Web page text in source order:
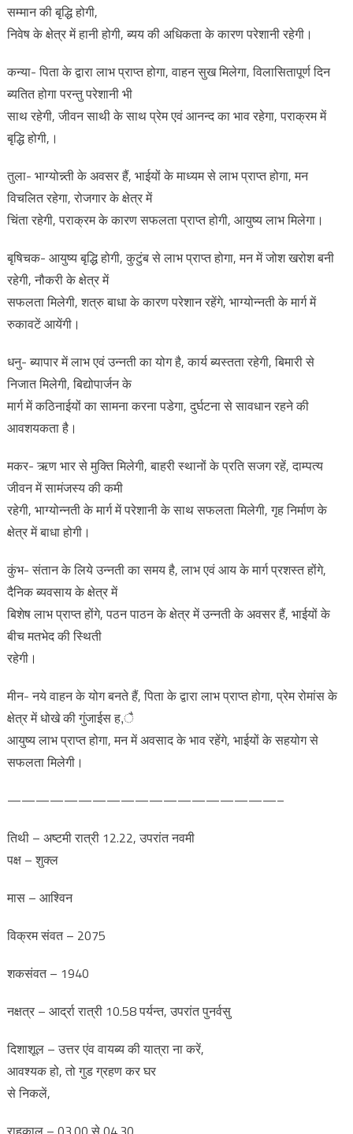
सम्मान की बृद्धि होगी,
निवेष के क्षेत्र में हानी होगी, ब्यय की अधिकता के कारण परेशानी रहेगी।
कन्या- पिता के द्वारा लाभ प्राप्त होगा, वाहन सुख मिलेगा, विलासितापूर्ण दिन
ब्यतित होगा परन्तु परेशानी भी
साथ रहेगी, जीवन साथी के साथ प्रेम एवं आनन्द का भाव रहेगा, पराक्रम में
बृद्धि होगी,।
तुला- भाग्योन्न्ती के अवसर हैं, भाईयों के माध्यम से लाभ प्राप्त होगा, मन
विचलित रहेगा, रोजगार के क्षेत्र में
चिंता रहेगी, पराक्रम के कारण सफलता प्राप्त होगी, आयुष्य लाभ मिलेगा।
बृषिचक- आयुष्य बृद्धि होगी, कुटुंब से लाभ प्राप्त होगा, मन में जोश खरोश बनी
रहेगी, नौकरी के क्षेत्र में
सफलता मिलेगी, शत्रु बाधा के कारण परेशान रहेंगे, भाग्योन्नती के मार्ग में
रुकावटें आयेंगी।
धनु- ब्यापार में लाभ एवं उन्नती का योग है, कार्य ब्यस्तता रहेगी, बिमारी से
निजात मिलेगी, बिद्योपार्जन के
मार्ग में कठिनाईयों का सामना करना पडेगा, दुर्घटना से सावधान रहने की
आवशयकता है।
मकर- ऋण भार से मुक्ति मिलेगी, बाहरी स्थानों के प्रति सजग रहें, दाम्पत्य
जीवन में सामंजस्य की कमी
रहेगी, भाग्योन्नती के मार्ग में परेशानी के साथ सफलता मिलेगी, गृह निर्माण के
क्षेत्र में बाधा होगी।
कुंभ- संतान के लिये उन्नती का समय है, लाभ एवं आय के मार्ग प्रशस्त होंगे,
दैनिक ब्यवसाय के क्षेत्र में
बिशेष लाभ प्राप्त होंगे, पठन पाठन के क्षेत्र में उन्नती के अवसर हैं, भाईयों के
बीच मतभेद की स्थिती
रहेगी।
मीन- नये वाहन के योग बनते हैं, पिता के द्वारा लाभ प्राप्त होगा, प्रेम रोमांस के
क्षेत्र में धोखे की गुंजाईस ह,ै
आयुष्य लाभ प्राप्त होगा, मन में अवसाद के भाव रहेंगे, भाईयों के सहयोग से
सफलता मिलेगी।
———————————————————–
तिथी – अष्टमी रात्री 12.22, उपरांत नवमी
पक्ष – शुक्ल
मास – आश्विन
विक्रम संवत – 2075
शकसंवत – 1940
नक्षत्र – आर्द्रा रात्री 10.58 पर्यन्त, उपरांत पुनर्वसु
दिशाशूल – उत्तर एंव वायब्य की यात्रा ना करें,
आवश्यक हो, तो गुड ग्रहण कर घर
से निकलें,